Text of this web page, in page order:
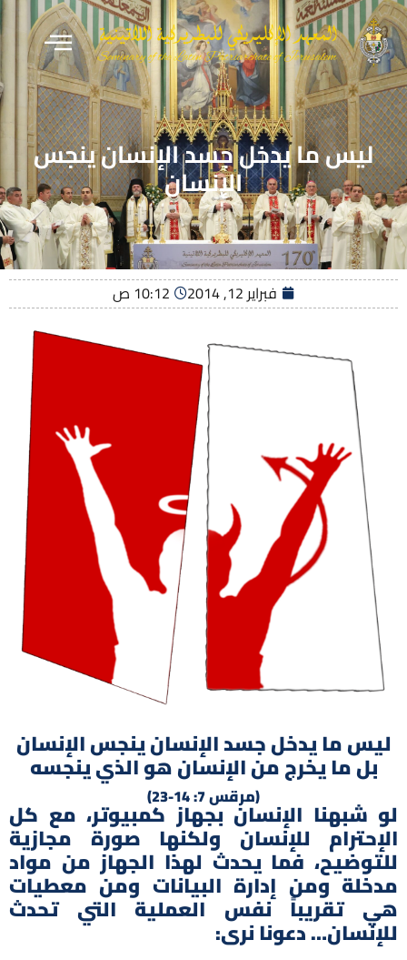
ليس ما يدخل جسد الإنسان ينجس
الإنسان
فبراير 12, 2014 10:12 ص
ليس ما يدخل جسد الإنسان ينجس الإنسان
بل ما يخرج من الإنسان هو الذي ينجسه
(مرقس 7: 14-23)
لو شبهنا الإنسان بجهاز كمبيوتر، مع كل
الإحترام للإنسان ولكنها صورة مجازية
للتوضيح، فما يحدث لهذا الجهاز من مواد
مدخلة ومن إدارة البيانات ومن معطيات
هي تقريباً نفس العملية التي تحدث
للإنسان… دعونا نرى: